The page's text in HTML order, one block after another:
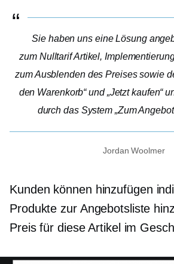
Sie haben uns eine Lösung
zum NulltarifArtikel,
zum Ausblenden des Preises sowie
den Warenkorb“ und „Jetzt kaufen“
durch das System „Zum
Jordan Woolmer
Kunden können hinzufügen
Produkte zur Angebotsliste
Preis für diese Artikel im